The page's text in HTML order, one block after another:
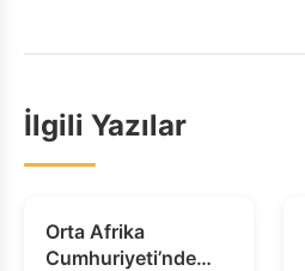
İlgili Yazılar
Orta Afrika
Cumhuriyeti’nde